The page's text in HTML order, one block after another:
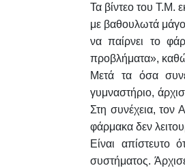
Τα βίντεο του Τ.Μ.
με βαθουλωτά
να παίρνει το
προβλήματα»,
Μετά τα όσα
γυμναστήριο,
Στη συνέχεια, τον
φάρμακα δεν
Είναι απίστευτο
συστήματος.